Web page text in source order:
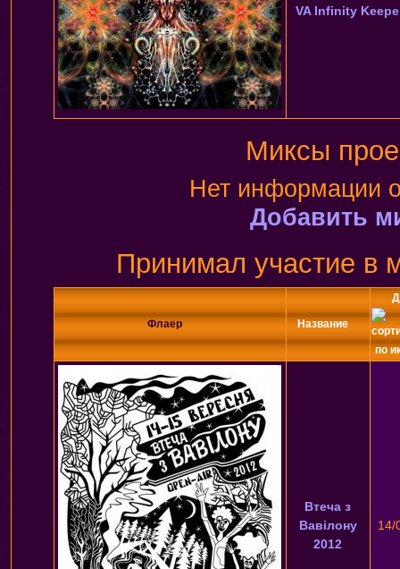
VA Infinity
Миксы
Нет информации
Добавить
Принимал участие в
Флаер Название
Втеча з
Вавілону
2012
14/